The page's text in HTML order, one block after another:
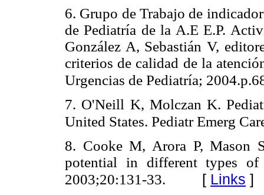
6. Grupo de Trabajo de
de Pediatría de la A.E E.P.
González A, Sebastián V,
criterios de calidad de la
Urgencias de Pediatría;
7. O'Neill K, Molczan K.
United States. Pediatr Emerg
8. Cooke M, Arora P, Mason
potential in different types of
2003;20:131-33.
[ Links ]